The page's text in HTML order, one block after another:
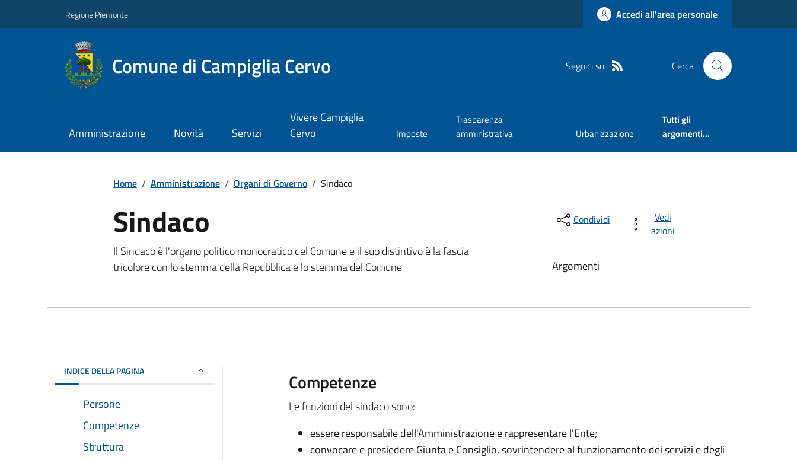
Regione Piemonte Accedi all'area personale
Comune di Campiglia Cervo Seguici su Cerca
Amministrazione Novità Servizi
Vivere Campiglia
Cervo
Imposte
Trasparenza
amministrativa
Urbanizzazione
Tutti gli
argomenti...
Home / Amministrazione / Organi di Governo / Sindaco
Sindaco
Il Sindaco è l'organo politico monocratico del Comune e il suo distintivo è la fascia
tricolore con lo stemma della Repubblica e lo stemma del Comune
Condividi
Vedi
azioni
Argomenti
INDICE DELLA PAGINA
Persone
Competenze
Struttura
Competenze
Le funzioni del sindaco sono:
essere responsabile dell'Amministrazione e rappresentare l'Ente;
convocare e presiedere Giunta e Consiglio, sovrintendere al funzionamento dei servizi e degli